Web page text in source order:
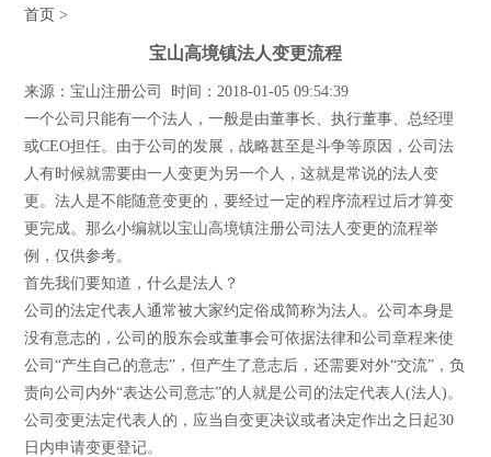
首页 >
宝山高境镇法人变更流程
来源：宝山注册公司 时间：2018-01-05 09:54:39
一个公司只能有一个法人，一般是由董事长、执行董事、总经理
或CEO担任。由于公司的发展，战略甚至是斗争等原因，公司法
人有时候就需要由一人变更为另一个人，这就是常说的法人变
更。法人是不能随意变更的，要经过一定的程序流程过后才算变
更完成。那么小编就以宝山高境镇注册公司法人变更的流程举
例，仅供参考。
首先我们要知道，什么是法人？
公司的法定代表人通常被大家约定俗成简称为法人。公司本身是
没有意志的，公司的股东会或董事会可依据法律和公司章程来使
公司“产生自己的意志”，但产生了意志后，还需要对外“交流”，负
责向公司内外“表达公司意志”的人就是公司的法定代表人(法人)。
公司变更法定代表人的，应当自变更决议或者决定作出之日起30
日内申请变更登记。